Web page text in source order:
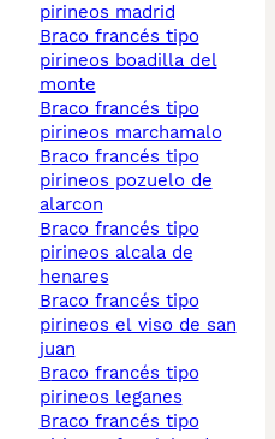
pirineos madrid
braco francés tipo
pirineos boadilla del
monte
braco francés tipo
pirineos marchamalo
braco francés tipo
pirineos pozuelo de
alarcon
braco francés tipo
pirineos alcala de
henares
braco francés tipo
pirineos el viso de san
juan
braco francés tipo
pirineos leganes
braco francés tipo